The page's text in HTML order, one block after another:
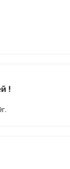
!